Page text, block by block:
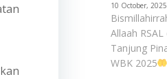
10 October, 2025
Allaah
Tanjung
WBK 2025